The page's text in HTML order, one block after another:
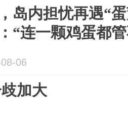
岛内担忧再遇“
“连一颗鸡蛋都
06
加大